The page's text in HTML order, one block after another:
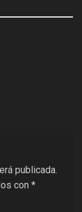
publicada.
con *